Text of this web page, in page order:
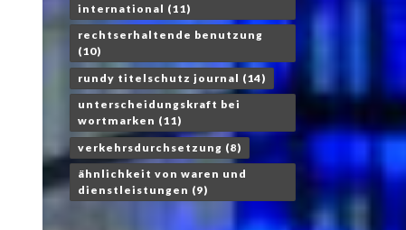
international (11)
rechtserhaltende benutzung
(10)
rundy titelschutz journal (14)
unterscheidungskraft bei
wortmarken (11)
verkehrsdurchsetzung (8)
ähnlichkeit von waren und
dienstleistungen (9)